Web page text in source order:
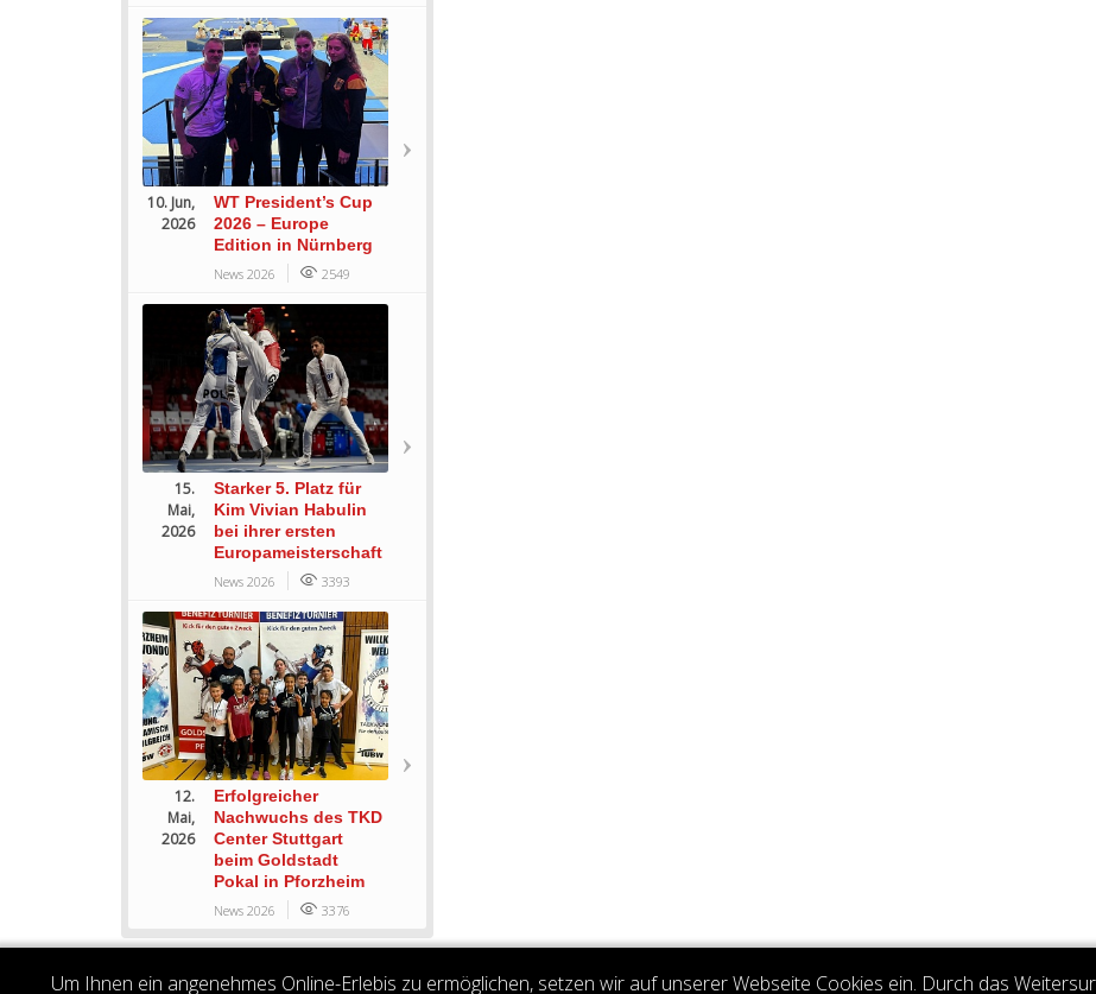
10. Jun,
2026
WT President’s Cup
2026 – Europe
Edition in Nürnberg
News 2026 2549
15.
Mai,
2026
Starker 5. Platz für
Kim Vivian Habulin
bei ihrer ersten
Europameisterschaft
News 2026 3393
12.
Mai,
2026
Erfolgreicher
Nachwuchs des TKD
Center Stuttgart
beim Goldstadt
Pokal in Pforzheim
News 2026 3376
Um Ihnen ein angenehmes Online-Erlebis zu ermöglichen, setzen wir auf unserer Webseite Cookies ein. Durch das